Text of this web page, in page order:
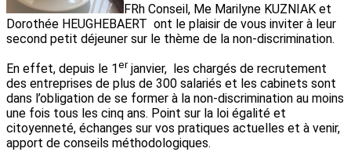
FRh Conseil, Me Marilyne KUZNIAK et
Dorothée HEUGHEBAERT ont le plaisir de vous inviter à leur
second petit déjeuner sur le thème de la non-discrimination.
En effet, depuis le 1erjanvier, les chargés de recrutement
des entreprises de plus de 300 salariés et les cabinets sont
dans l’obligation de se former à la non-discrimination au moins
une fois tous les cinq ans. Point sur la loi égalité et
citoyenneté, échanges sur vos pratiques actuelles et à venir,
apport de conseils méthodologiques.